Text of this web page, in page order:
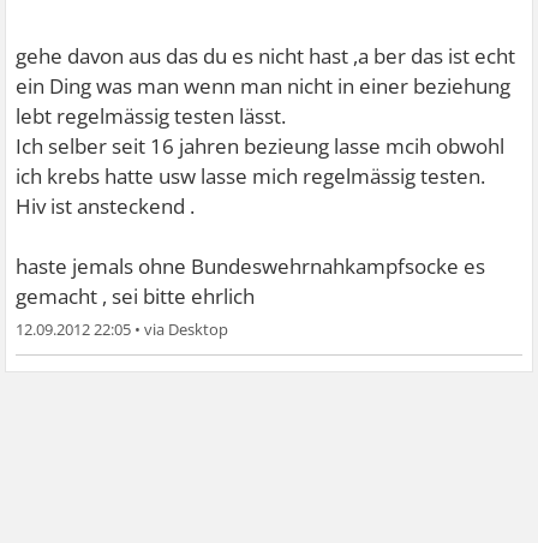
gehe davon aus das du es nicht hast ,a ber das ist echt
ein Ding was man wenn man nicht in einer beziehung
lebt regelmässig testen lässt.
Ich selber seit 16 jahren bezieung lasse mcih obwohl
ich krebs hatte usw lasse mich regelmässig testen.
Hiv ist ansteckend .
haste jemals ohne Bundeswehrnahkampfsocke es
gemacht , sei bitte ehrlich
12.09.2012 22:05 •